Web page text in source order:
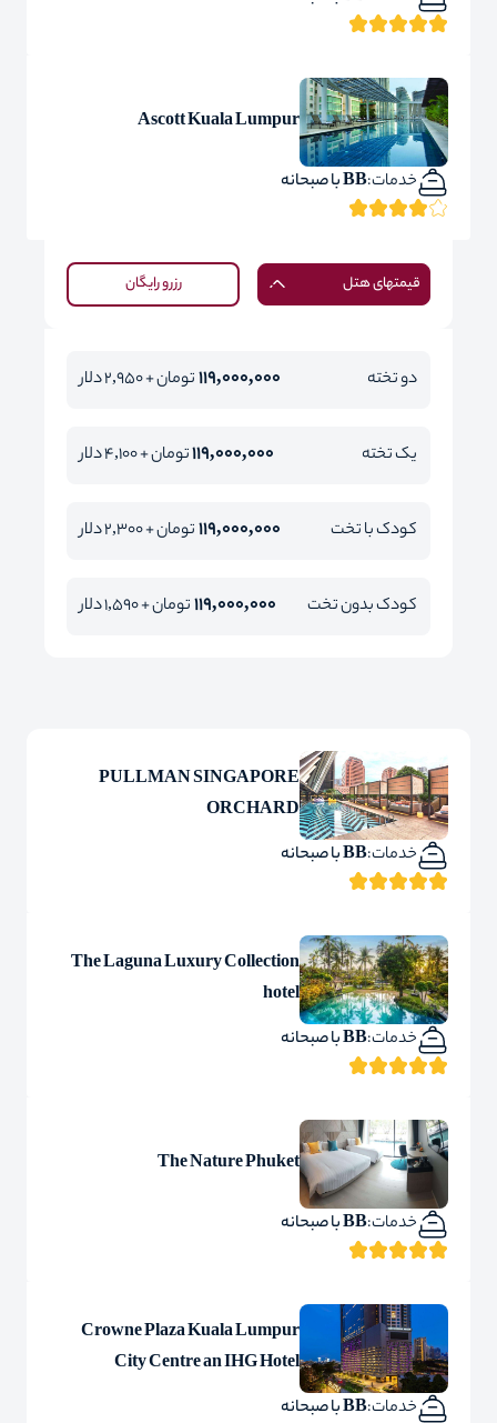
Ascott Kuala Lumpur
خدمات:BB با صبحانه
رزرو رایگان قیمتهای هتل
دو تخته 119,000,000تومان + 2,950 دلار
یک تخته 119,000,000تومان + 4,100 دلار
کودک با تخت 119,000,000تومان + 2,300 دلار
کودک بدون تخت 119,000,000تومان + 1,590 دلار
PULLMAN SINGAPORE
ORCHARD
خدمات:BB با صبحانه
The Laguna Luxury Collection
hotel
خدمات:BB با صبحانه
The Nature Phuket
خدمات:BB با صبحانه
Crowne Plaza Kuala Lumpur
City Centre an IHG Hotel
خدمات:BB با صبحانه